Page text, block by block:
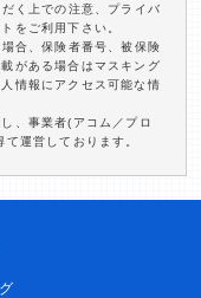
く上での注意、プライバ
をご利用下さい。
合、保険者番号、被保険
がある場合はマスキング
情報にアクセス可能な情
、事業者(アコム／プロ
運営しております。